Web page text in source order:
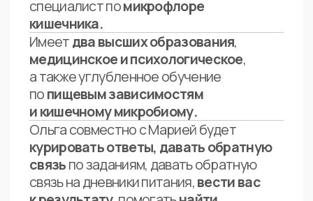
49.990 р.
Написать
менеджеру
при оплате в беспроцентную рассрочку
Тариф Прогресс